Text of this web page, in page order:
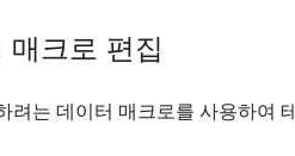
매크로 편집
려는 데이터 매크로를 사용하여